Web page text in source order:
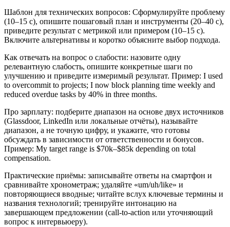
Шаблон для технических вопросов: Сформулируйте проблему
(10–15 с), опишите пошаговый план и инструменты (20–40 с),
приведите результат с метрикой или примером (10–15 с).
Включите альтернативы и коротко объясните выбор подхода.
Как отвечать на вопрос о слабости: назовите одну
релевантную слабость, опишите конкретные шаги по
улучшению и приведите измеримый результат. Пример: I used
to overcommit to projects; I now block planning time weekly and
reduced overdue tasks by 40% in three months.
Про зарплату: подберите диапазон на основе двух источников
(Glassdoor, LinkedIn или локальные отчёты), называйте
диапазон, а не точную цифру, и укажите, что готовы
обсуждать в зависимости от ответственности и бонусов.
Пример: My target range is $70k–$85k depending on total
compensation.
Практические приёмы: записывайте ответы на смартфон и
сравнивайте хронометраж; удаляйте «um/uh/like» и
повторяющиеся вводные; читайте вслух ключевые термины и
названия технологий; тренируйте интонацию на
завершающем предложении (call-to-action или уточняющий
вопрос к интервьюеру).